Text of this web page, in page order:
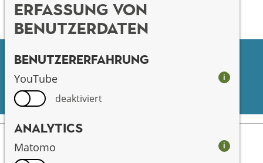
Erfassung von
Benutzerdaten
Benutzererfahrung
YouTube i
deaktiviert
Analytics
Matomo i
Facebook youtube
instagram
Kontakt
Welcome to the Freilandmuseum Oberpfalz